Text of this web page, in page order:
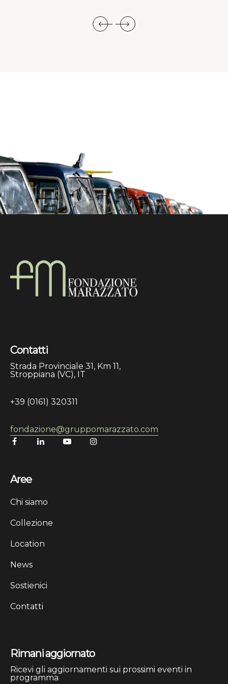
Contatti
Strada Provinciale 31, Km 11,
Stroppiana (VC), IT
+39 (0161) 320311
fondazione@gruppomarazzato.com
Aree
Chi siamo
Collezione
Location
News
Sostienici
Contatti
Rimani aggiornato
Ricevi gli aggiornamenti sui prossimi eventi in
programma